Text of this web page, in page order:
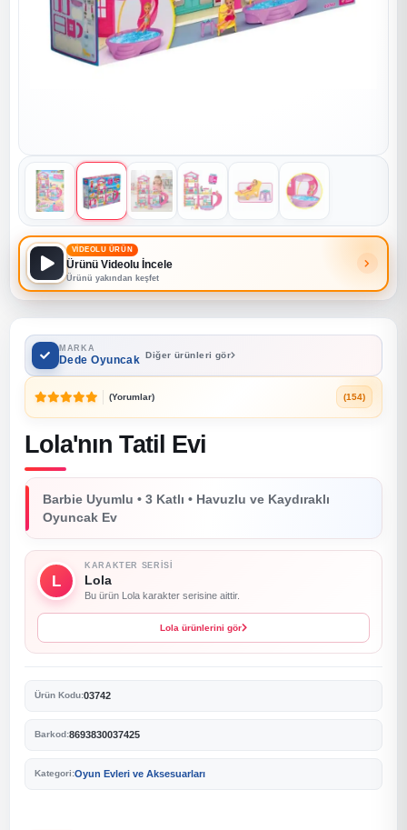
VİDEOLU ÜRÜN
Ürünü Videolu İncele
Ürünü yakından keşfet
MARKA
Dede Oyuncak Diğer ürünleri gör
(Yorumlar) (154)
Lola'nın Tatil Evi
Barbie Uyumlu • 3 Katlı • Havuzlu ve Kaydıraklı
Oyuncak Ev
L
KARAKTER SERISI
Lola
Bu ürün Lola karakter serisine aittir.
Lola ürünlerini gör
Ürün Kodu:03742
Barkod:8693830037425
Kategori:Oyun Evleri ve Aksesuarları